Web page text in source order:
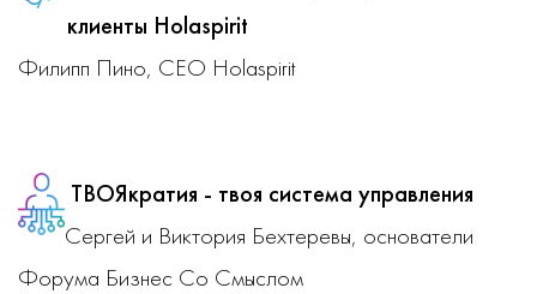
клиенты Holaspirit
Филипп Пино, CEO Holaspirit
ТВОЯкратия - твоя система управления
Сергей и Виктория Бехтеревы, основатели
Форума Бизнес Со Смыслом